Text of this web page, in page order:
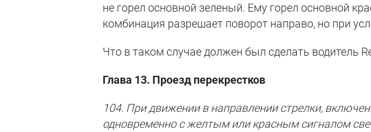
не горел основной зеленый. Ему горел основной
комбинация разрешает поворот направо, но при
Что в таком случае должен был сделать водитель
Глава 13. Проезд перекрестков
104. При движении в направлении стрелки,
одновременно с желтым или красным сигналом